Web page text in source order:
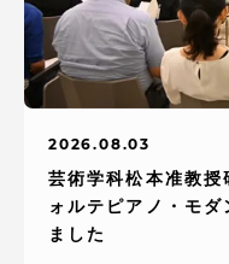
2026.08.03
芸術学科松本准教授
ォルテピアノ・モ
ました